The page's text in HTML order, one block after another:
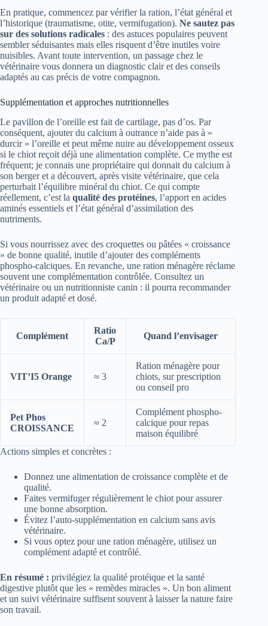
En pratique, commencez par vérifier la ration, l’état général et
l’historique (traumatisme, otite, vermifugation). Ne sautez pas
sur des solutions radicales : des astuces populaires peuvent
sembler séduisantes mais elles risquent d’être inutiles voire
nuisibles. Avant toute intervention, un passage chez le
vétérinaire vous donnera un diagnostic clair et des conseils
adaptés au cas précis de votre compagnon.
Supplémentation et approches nutritionnelles
Le pavillon de l’oreille est fait de cartilage, pas d’os. Par
conséquent, ajouter du calcium à outrance n’aide pas à «
durcir » l’oreille et peut même nuire au développement osseux
si le chiot reçoit déjà une alimentation complète. Ce mythe est
fréquent; je connais une propriétaire qui donnait du calcium à
son berger et a découvert, après visite vétérinaire, que cela
perturbait l’équilibre minéral du chiot. Ce qui compte
réellement, c’est la qualité des protéines, l’apport en acides
aminés essentiels et l’état général d’assimilation des
nutriments.
Si vous nourrissez avec des croquettes ou pâtées « croissance
» de bonne qualité, inutile d’ajouter des compléments
phospho-calciques. En revanche, une ration ménagère réclame
souvent une complémentation contrôlée. Consultez un
vétérinaire ou un nutritionniste canin : il pourra recommander
un produit adapté et dosé.
Complément
Ratio
Ca/P
Quand l’envisager
VIT’I5 Orange ≈ 3
Ration ménagère pour
chiots, sur prescription
ou conseil pro
Pet Phos
CROISSANCE
≈ 2
Complément phospho-
calcique pour repas
maison équilibré
Actions simples et concrètes :
Donnez une alimentation de croissance complète et de
qualité.
Faites vermifuger régulièrement le chiot pour assurer
une bonne absorption.
Évitez l’auto-supplémentation en calcium sans avis
vétérinaire.
Si vous optez pour une ration ménagère, utilisez un
complément adapté et contrôlé.
En résumé : privilégiez la qualité protéique et la santé
digestive plutôt que les « remèdes miracles ». Un bon aliment
et un suivi vétérinaire suffisent souvent à laisser la nature faire
son travail.